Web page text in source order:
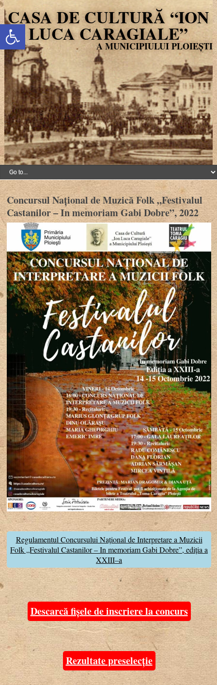
Deschide bara de unelte
CASA DE CULTURĂ “ION
LUCA CARAGIALE”
Concursul Național de Muzică Folk „Festivalul
Castanilor – In memoriam Gabi Dobre”, 2022
Regulamentul Concursului Național de Interpretare a Muzicii
Folk „Festivalul Castanilor – In memoriam Gabi Dobre”, ediţia a
XXIII–a
Descarcă fișele de inscriere la concurs
Rezultate preselecție